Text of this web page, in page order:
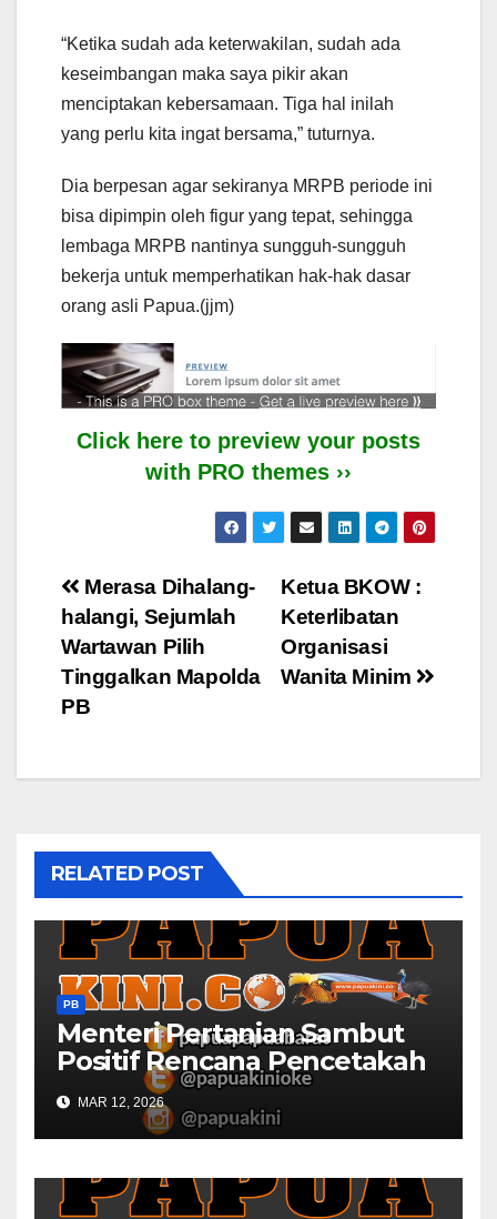
“Ketika sudah ada keterwakilan, sudah ada
keseimbangan maka saya pikir akan
menciptakan kebersamaan. Tiga hal inilah
yang perlu kita ingat bersama,” tuturnya.
Dia berpesan agar sekiranya MRPB periode ini
bisa dipimpin oleh figur yang tepat, sehingga
lembaga MRPB nantinya sungguh-sungguh
bekerja untuk memperhatikan hak-hak dasar
orang asli Papua.(jjm)
Click here to preview your posts
with PRO themes ››
Post
navigation
Ketua BKOW :
Keterlibatan
Organisasi
Wanita Minim
Merasa Dihalang-
halangi, Sejumlah
Wartawan Pilih
Tinggalkan Mapolda
PB
RELATED POST
PB
Menteri Pertanian Sambut
Positif Rencana Pencetakah
Sawah dan Ladang di Papua
Barat
MAR 12, 2026